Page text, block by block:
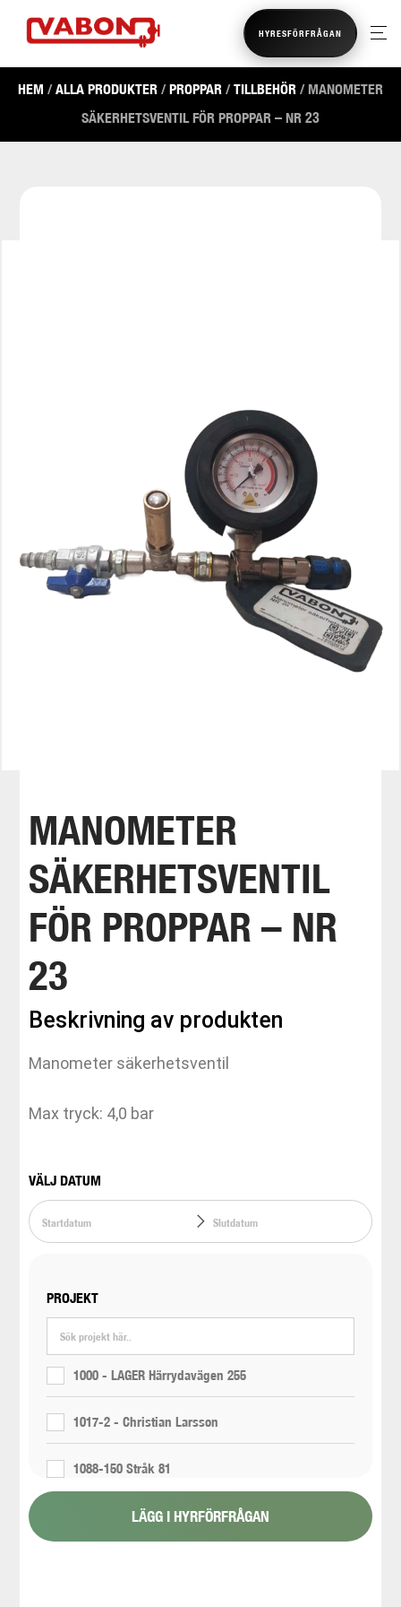
HYRESFÖRFRÅGAN
HEM /ALLA PRODUKTER /PROPPAR /TILLBEHÖR / MANOMETER
SÄKERHETSVENTIL FÖR PROPPAR – NR 23
MANOMETER
SÄKERHETSVENTIL
FÖR PROPPAR – NR
23
Beskrivning av produkten
Manometer säkerhetsventil
Max tryck: 4,0 bar
VÄLJ DATUM
PROJEKT
1000 - LAGER Härrydavägen 255
1017-2 - Christian Larsson
1088-150 Stråk 81
1088-151 Stråk 6LÄGG I HYRFÖRFRÅGAN